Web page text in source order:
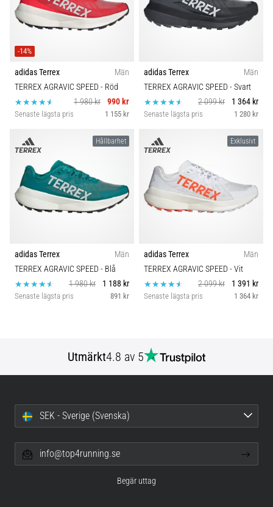
-14%
adidas Terrex
Män
TERREX AGRAVIC SPEED - Röd
1 980 kr
990 kr
Senaste lägsta pris 1 155 kr
adidas Terrex
Män
TERREX AGRAVIC SPEED - Svart
2 099 kr
1 364 kr
Senaste lägsta pris 1 280 kr
Hållbarhet
adidas Terrex
Män
TERREX AGRAVIC SPEED - Blå
1 980 kr
1 188 kr
Senaste lägsta pris 891 kr
Exklusivt
adidas Terrex
Män
TERREX AGRAVIC SPEED - Vit
2 099 kr
1 391 kr
Senaste lägsta pris 1 364 kr
Utmärkt4.8 av 5
SEK - Sverige (Svenska)
info@top4running.se
Begär uttag